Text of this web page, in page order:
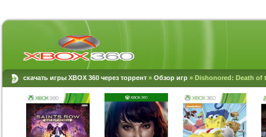
скачать игры XBOX 360 через торрент » Обзор игр » Dishonored: Death of